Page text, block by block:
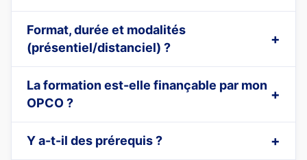
Format, durée et modalités
(présentiel/distanciel) ?
La formation est-elle finançable par mon
OPCO ?
Y a-t-il des prérequis ?